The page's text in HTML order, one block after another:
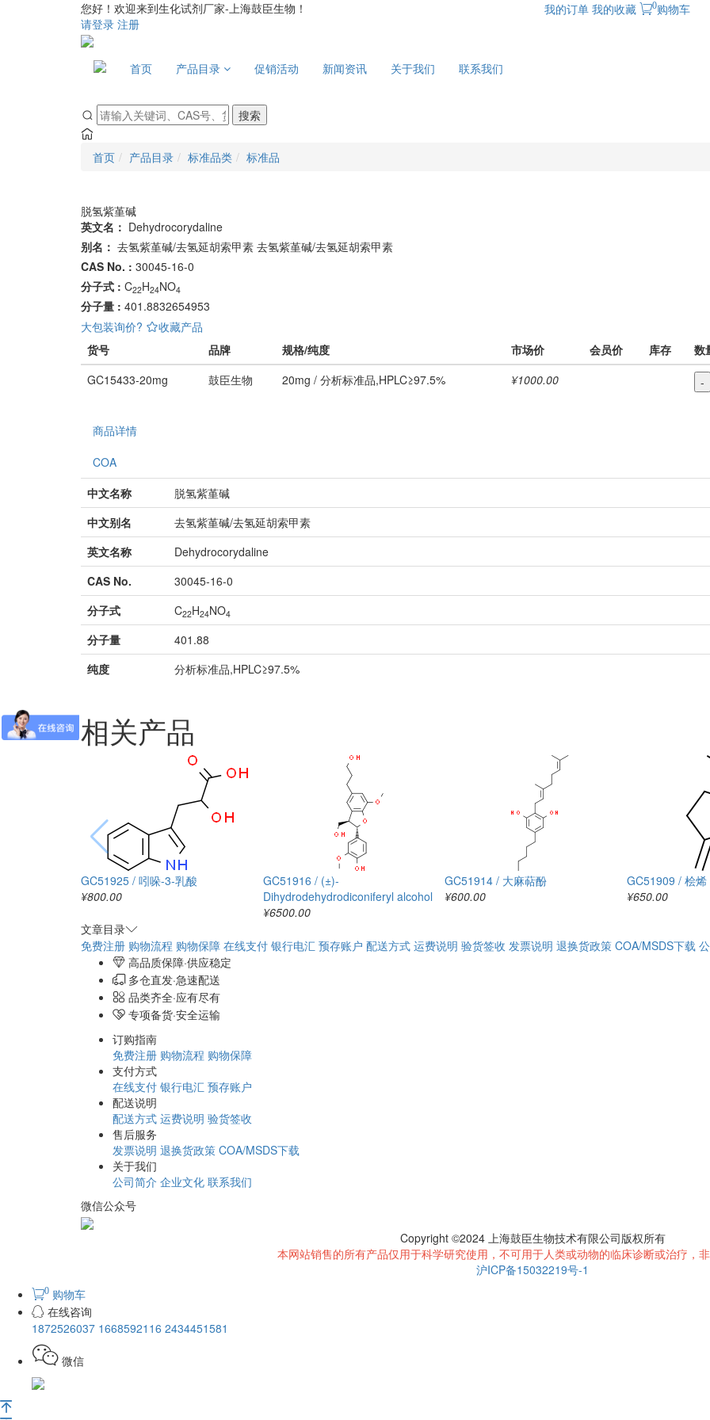
您好！欢迎来到生化试剂厂家-上海鼓臣生物！
请登录 注册
我的订单 我的收藏 0购物车
首页 产品目录 促销活动 新闻资讯 关于我们 联系我们
搜索
首页 产品目录 标准品类 标准品
脱氢紫堇碱
英文名： Dehydrocorydaline
别名： 去氢紫堇碱/去氢延胡索甲素 去氢紫堇碱/去氢延胡索甲素
CAS No. : 30045-16-0
分子式 : C22H24NO4
分子量 : 401.8832654953
大包装询价?
收藏产品
货号
品牌 规格/纯度 市场价 会员价 库存
数
GC15433-20mg
鼓臣生物 20mg / 分析标准品,HPLC≥97.5% ¥1000.00 -
商品详情
COA
中文名称
脱氢紫堇碱
中文别名
去氢紫堇碱/去氢延胡索甲素
英文名称
Dehydrocorydaline
CAS No.
30045-16-0
分子式
C22H24NO4
分子量
401.88
纯度
分析标准品,HPLC≥97.5%
相关产品
GC51925 / 吲哚-3-乳酸
¥800.00
GC51916 / (±)-
Dihydrodehydrodiconiferyl alcohol
¥6500.00
GC51914 / 大麻萜酚
¥600.00
GC51909 / 桧烯
¥650.00
文章目录
免费注册 购物流程 购物保障 在线支付 银行电汇 预存账户 配送方式 运费说明 验货签收 发票说明 退换货政策 COA/MSDS下载
高品质保障·供应稳定
多仓直发·急速配送
品类齐全·应有尽有
专项备货·安全运输
订购指南
免费注册 购物流程 购物保障
支付方式
在线支付 银行电汇 预存账户
配送说明
配送方式 运费说明 验货签收
售后服务
发票说明 退换货政策 COA/MSDS下载
关于我们
公司简介 企业文化 联系我们
微信公众号
Copyright ©2024 上海鼓臣生物技术有限公司版权所有
本网站销售的所有产品仅用于科学研究使用，不可用于人类或动物的临床诊断或治疗，
沪ICP备15032219号-1
0 购物车
在线咨询
1872526037 1668592116 2434451581
微信